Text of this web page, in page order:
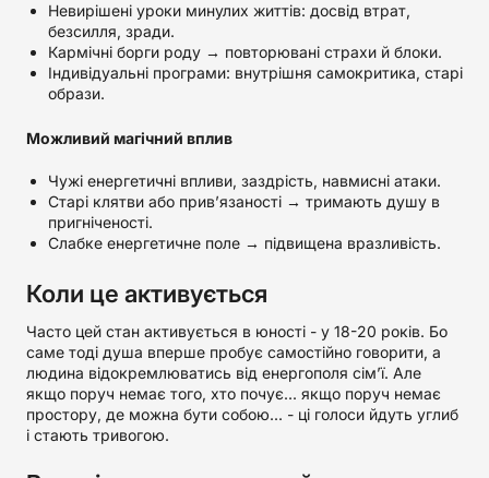
Невирішені уроки минулих життів: досвід втрат,
безсилля, зради.
Кармічні борги роду → повторювані страхи й блоки.
Індивідуальні програми: внутрішня самокритика, старі
образи.
Можливий магічний вплив
Чужі енергетичні впливи, заздрість, навмисні атаки.
Старі клятви або прив’язаності → тримають душу в
пригніченості.
Слабке енергетичне поле → підвищена вразливість.
Коли це активується
Часто цей стан активується в юності - у 18-20 років. Бо
саме тоді душа вперше пробує самостійно говорити, а
людина відокремлюватись від енергополя сімʼї. Але
якщо поруч немає того, хто почує... якщо поруч немає
простору, де можна бути собою... - ці голоси йдуть углиб
і стають тривогою.